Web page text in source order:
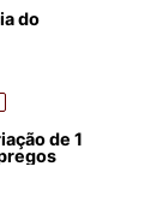
do
de 1